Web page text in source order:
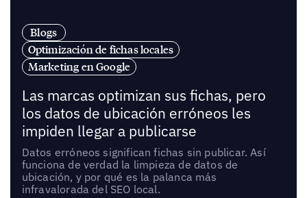
Blogs
Optimización de fichas locales
Marketing en Google
Las marcas optimizan sus fichas, pero
los datos de ubicación erróneos les
impiden llegar a publicarse
Datos erróneos significan fichas sin publicar. Así
funciona de verdad la limpieza de datos de
ubicación, y por qué es la palanca más
infravalorada del SEO local.